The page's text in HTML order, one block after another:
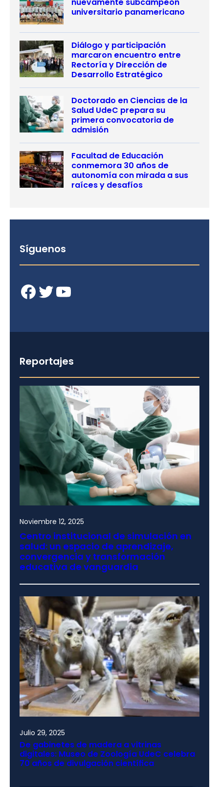
universitario panamericano
Diálogo y participación
marcaron encuentro entre
Rectoría y Dirección de
Desarrollo Estratégico
Doctorado en Ciencias de la
Salud UdeC prepara su
primera convocatoria de
admisión
Facultad de Educación
conmemora 30 años de
autonomía con mirada a sus
raíces y desafíos
Síguenos
Facebook Twitter YouTube
Reportajes
Noviembre 12, 2025
Centro institucional de simulación en
salud: un espacio de aprendizaje,
convergencia y transformación
educativa de vanguardia
Julio 29, 2025
De gabinetes de madera a vitrinas
digitales: Museo de Zoología UdeC celebra
70 años de divulgación científica